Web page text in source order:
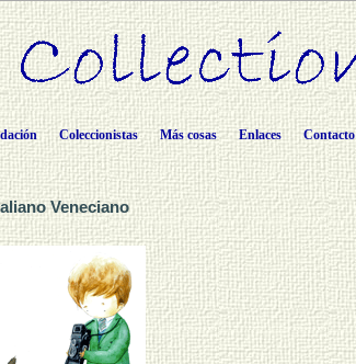
Coleccionistas Más cosas Enlaces Contacto
Veneciano